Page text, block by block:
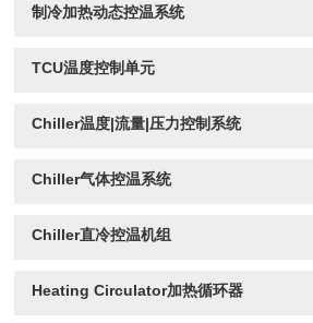
制冷加热动态控温系统
TCU温度控制单元
Chiller温度|流量|压力控制系统
Chiller气体控温系统
Chiller直冷控温机组
Heating Circulator加热循环器